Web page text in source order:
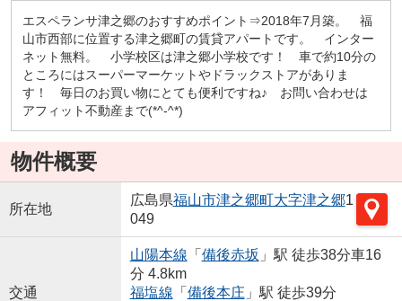
エスペランサ津之郷のおすすめポイント⇒2018年7月築。 福
山市西部に位置する津之郷町の賃貸アパートです。 インター
ネット無料。 小学校区は津之郷小学校です！ 車で約10分の
ところにはスーパーマーケットやドラックストアがありま
す！ 毎日のお買い物にとても便利ですね♪ お問い合わせは
アフィット不動産まで(*^-^*)
物件概要
所在地
広島県福山市津之郷町大字津之郷1
049
交通
山陽本線 「 備後赤坂 」駅 徒歩38分車16
分 4.8km
福塩線 「 備後本庄 」駅 徒歩39分